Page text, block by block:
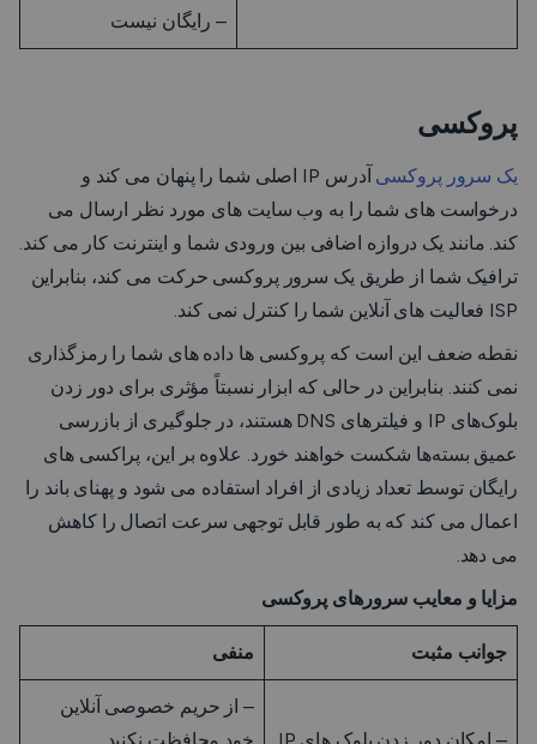
– رایگان نیست
پروکسی
یک سرور پروکسی
آدرس IP اصلی شما را پنهان می کند و
درخواست های شما را به وب سایت های مورد نظر ارسال می
کند. مانند یک دروازه اضافی بین ورودی شما و اینترنت کار می کند.
ترافیک شما از طریق یک سرور پروکسی حرکت می کند، بنابراین
ISP فعالیت های آنلاین شما را کنترل نمی کند.
نقطه ضعف این است که پروکسی ها داده های شما را رمزگذاری
نمی کنند. بنابراین در حالی که ابزار نسبتاً مؤثری برای دور زدن
بلوک‌های IP و فیلترهای DNS هستند، در جلوگیری از بازرسی
عمیق بسته‌ها شکست خواهند خورد. علاوه بر این، پراکسی های
رایگان توسط تعداد زیادی از افراد استفاده می شود و پهنای باند را
اعمال می کند که به طور قابل توجهی سرعت اتصال را کاهش
می دهد.
مزایا و معایب سرورهای پروکسی
جوانب مثبت منفی
– از حریم خصوصی آنلاین